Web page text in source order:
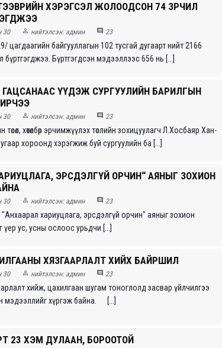
ХЭРЭГСЭЛ ЖОЛООДСОН 74 ЗӨРЧИЛ
30  нийтэлсэн: админ  23
цагдаагийн байгууллагын 102 тусгай дугаарт нийт 2166
Бүртгэгдсэн мэдээллээс 656 нь [...]
ҮҮДЭЖ СУРГУУЛИЙН БАРИЛГЫН
30  нийтэлсэн: админ  23
хөтөлбөр эрчимжүүлэх төслийн зохицуулагч Л.Хосбаяр Хан-
хороонд хэрэгжиж буй сургуулийн ба [...]
ЭРСДЭЛГҮЙ ОРЧИН“ АЯНЫГ ЗОХИОН
30  нийтэлсэн: админ  23
"Анхаарал хариуцлага, эрсдэлгүй орчин" аяныг зохион
үер ус, усны ослоос урьдчи [...]
ХЯЗГААРЛАЛТ ХИЙХ БАЙРШИЛ
30  нийтэлсэн: админ  23
хийж, цахилгаан шугам тоноглолд засвар үйлчилгээ
мэдээллийг хүргэж байна. [...]
23 ХЭМ ДУЛААН, БОРООТОЙ